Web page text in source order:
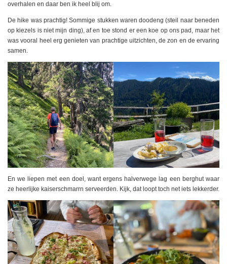
overhalen en daar ben ik heel blij om.
De hike was prachtig! Sommige stukken waren doodeng (steil naar beneden
op kiezels is niet mijn ding), af en toe stond er een koe op ons pad, maar het
was vooral heel erg genieten van prachtige uitzichten, de zon en de ervaring
samen.
En we liepen met een doel, want ergens halverwege lag een berghut waar
ze heerlijke kaiserschmarrn serveerden. Kijk, dat loopt toch net iets lekkerder.